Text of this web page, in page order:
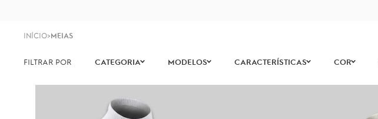
INÍCIO MEIAS
COR
CARACTERÍSTICAS
MODELOS
CATEGORIA